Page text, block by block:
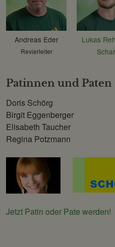
Andreas Eder
Revierleiter
Lukas
Patinnen und Paten
Doris Schörg
Birgit Eggenberger
Elisabeth Taucher
Regina Potzmann
Jetzt Patin oder Pate werden!